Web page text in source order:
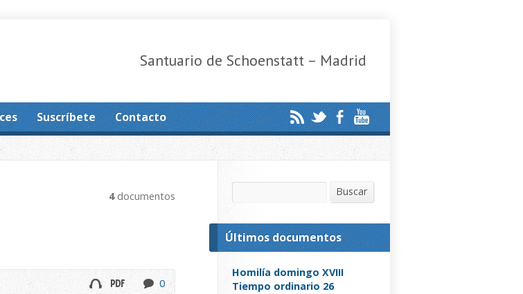
Santuario de Schoenstatt – Madrid
Suscríbete Contacto
4documentos
0
Buscar
Últimos documentos
Homilía domingo XVIII
Tiempo ordinario 26